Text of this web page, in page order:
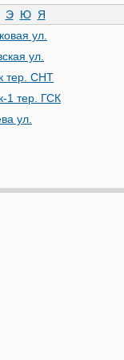
Э Ю Я
ул.
ул.
тер. СНТ
1 тер. ГСК
ул.